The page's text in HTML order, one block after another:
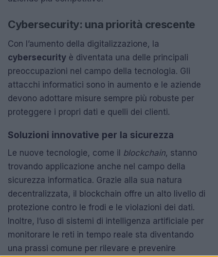
Cybersecurity: una priorità crescente
Con l’aumento della digitalizzazione, la
cybersecurity è diventata una delle principali
preoccupazioni nel campo della tecnologia. Gli
attacchi informatici sono in aumento e le aziende
devono adottare misure sempre più robuste per
proteggere i propri dati e quelli dei clienti.
Soluzioni innovative per la sicurezza
Le nuove tecnologie, come il blockchain, stanno
trovando applicazione anche nel campo della
sicurezza informatica. Grazie alla sua natura
decentralizzata, il blockchain offre un alto livello di
protezione contro le frodi e le violazioni dei dati.
Inoltre, l’uso di sistemi di intelligenza artificiale per
monitorare le reti in tempo reale sta diventando
una prassi comune per rilevare e prevenire